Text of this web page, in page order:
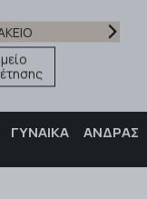
ΑΝΩ ΤΩΝ 59€
ΓΥΝΑΙΚΑ ΑΝΔΡΑΣ